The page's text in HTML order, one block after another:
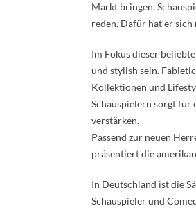
Markt bringen.
reden. Dafür hat er
Im Fokus dieser
und stylish sein.
Kollektionen und
Schauspielern sorgt für
verstärken.
Passend zur neuen
präsentiert die
In Deutschland ist die
Schauspieler und